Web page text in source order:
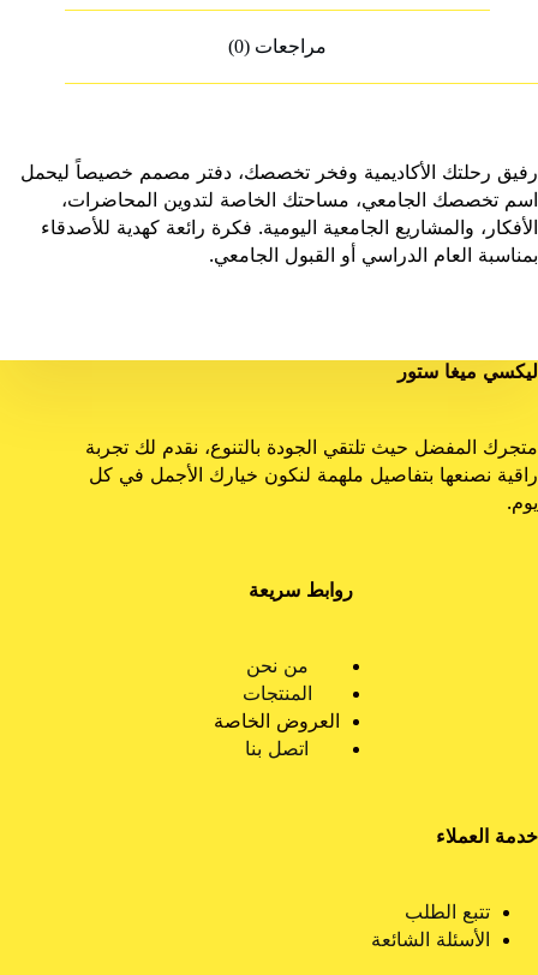
مراجعات (0)
رفيق رحلتك الأكاديمية وفخر تخصصك، دفتر مصمم خصيصاً ليحمل
اسم تخصصك الجامعي، مساحتك الخاصة لتدوين المحاضرات،
الأفكار، والمشاريع الجامعية اليومية. فكرة رائعة كهدية للأصدقاء
بمناسبة العام الدراسي أو القبول الجامعي.
ليكسي ميغا ستور
متجرك المفضل حيث تلتقي الجودة بالتنوع، نقدم لك تجربة
راقية نصنعها بتفاصيل ملهمة لنكون خيارك الأجمل في كل
يوم.
روابط سريعة
من نحن
المنتجات
العروض الخاصة
اتصل بنا
خدمة العملاء
تتبع الطلب
الأسئلة الشائعة